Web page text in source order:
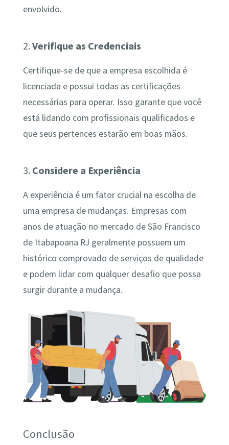
envolvido.
2. Verifique as Credenciais
Certifique-se de que a empresa escolhida é
licenciada e possui todas as certificações
necessárias para operar. Isso garante que você
está lidando com profissionais qualificados e
que seus pertences estarão em boas mãos.
3. Considere a Experiência
A experiência é um fator crucial na escolha de
uma empresa de mudanças. Empresas com
anos de atuação no mercado de São Francisco
de Itabapoana RJ geralmente possuem um
histórico comprovado de serviços de qualidade
e podem lidar com qualquer desafio que possa
surgir durante a mudança.
Conclusão